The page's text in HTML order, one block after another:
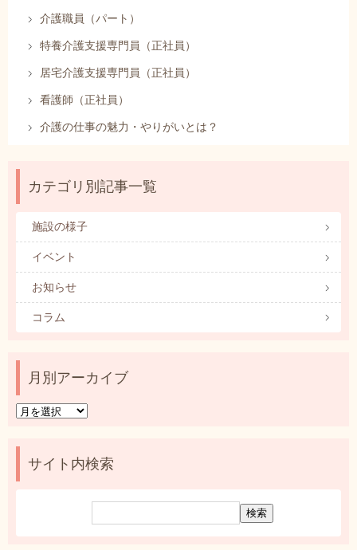
介護職員（パート）
特養介護支援専門員（正社員）
居宅介護支援専門員（正社員）
看護師（正社員）
介護の仕事の魅力・やりがいとは？
カテゴリ別記事一覧
施設の様子
イベント
お知らせ
コラム
月別アーカイブ
月
ア
サイト内検索